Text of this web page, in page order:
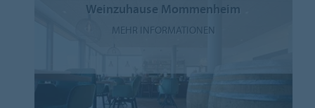
Weinzuhause Mommenheim
MEHR INFORMATIONEN